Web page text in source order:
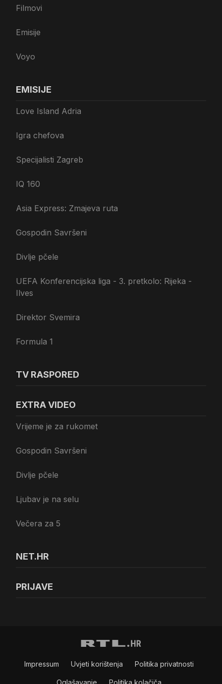
Filmovi
Emisije
Voyo
EMISIJE
Love Island Adria
Igra chefova
Specijalisti Zagreb
IQ 160
Asia Express: Zmajeva ruta
Gospodin Savršeni
Divlje pčele
UEFA Konferencijska liga - 3. pretkolo: Rijeka -
Ilves
Direktor Svemira
Formula 1
TV RASPORED
EXTRA VIDEO
Vrijeme je za rukomet
Gospodin Savršeni
Divlje pčele
Ljubav je na selu
Večera za 5
NET.HR
PRIJAVE
Impressum Uvjeti korištenja Politika privatnosti
Oglašavanje Politika kolačiča